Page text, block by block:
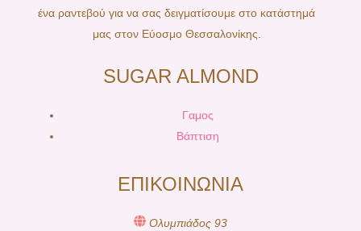
ένα ραντεβού για να σας δειγματίσουμε στο κατάστημά
μας στον Εύοσμο Θεσσαλονίκης.
SUGAR ALMOND
Γαμος
Βάπτιση
ΕΠΙΚΟΙΝΩΝΙΑ
Ολυμπιάδος 93